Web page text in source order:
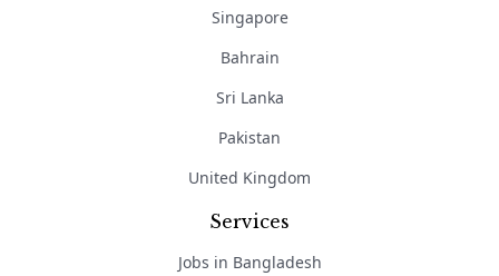
Singapore
Bahrain
Sri Lanka
Pakistan
United Kingdom
Services
Jobs in Bangladesh